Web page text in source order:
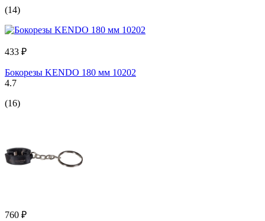
(14)
433 ₽
Бокорезы KENDO 180 мм 10202
4.7
(16)
760 ₽